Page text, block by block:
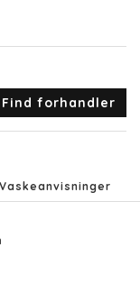
Find forhandler
Vaskeanvisninger